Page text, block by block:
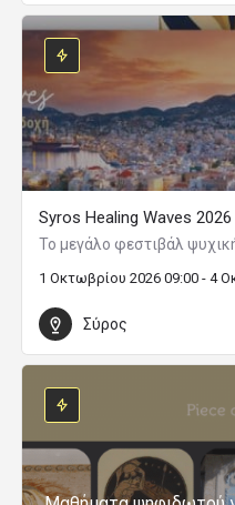
Syros Healing Waves
Το μεγάλο φεστιβάλ
1 Οκτωβρίου 2026 09:00 - 4
Σύρος